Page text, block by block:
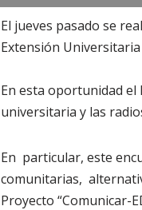
El jueves pasado se
Extensión
En esta oportunidad el
universitaria y las
En particular, este
comunitarias,
Proyecto “Comunicar-